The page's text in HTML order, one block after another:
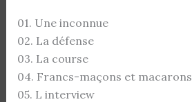
01. Une inconnue
02. La défense
03. La course
04. Francs-maçons et macarons
05. L interview